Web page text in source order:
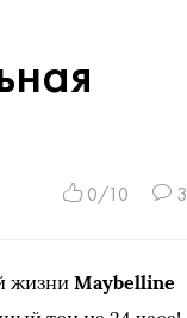
0/10 3
жизниMaybelline